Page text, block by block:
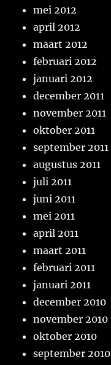
mei 2012
april 2012
maart 2012
februari 2012
januari 2012
december 2011
november 2011
oktober 2011
september 2011
augustus 2011
juli 2011
juni 2011
mei 2011
april 2011
maart 2011
februari 2011
januari 2011
december 2010
november 2010
oktober 2010
september 2010